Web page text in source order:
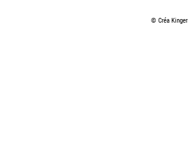
© Créa